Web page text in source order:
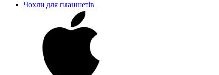
Чохли для планшетів